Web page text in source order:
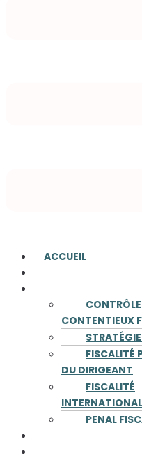
ACCUEIL
CONTENTIEUX
FISCALITÉ
DU DIRIGEANT
FISCALITÉ
PENAL